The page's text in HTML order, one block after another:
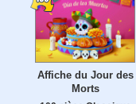
Affiche du Jour des
Morts